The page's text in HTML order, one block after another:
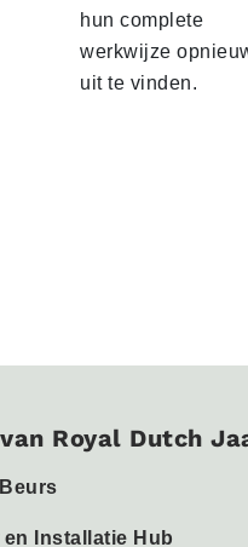
hun complete
werkwijze
uit te vinden.
Royal Dutch
en Installatie Hub